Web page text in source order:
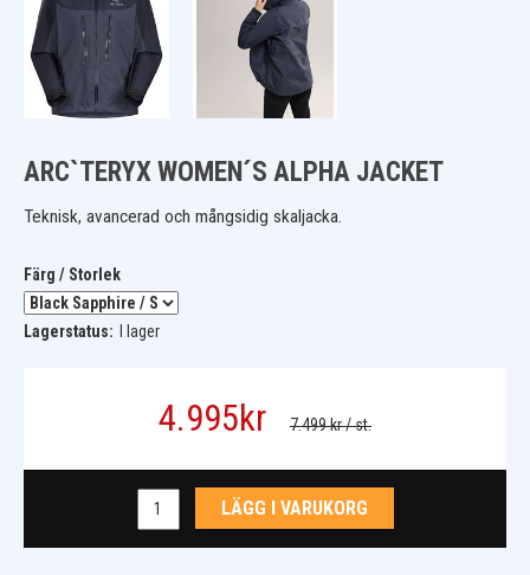
ARC`TERYX WOMEN´S ALPHA JACKET
Teknisk, avancerad och mångsidig skaljacka.
Färg / Storlek
Lagerstatus: I lager
4.995kr 7.499 kr/ st.
LÄGG I VARUKORG